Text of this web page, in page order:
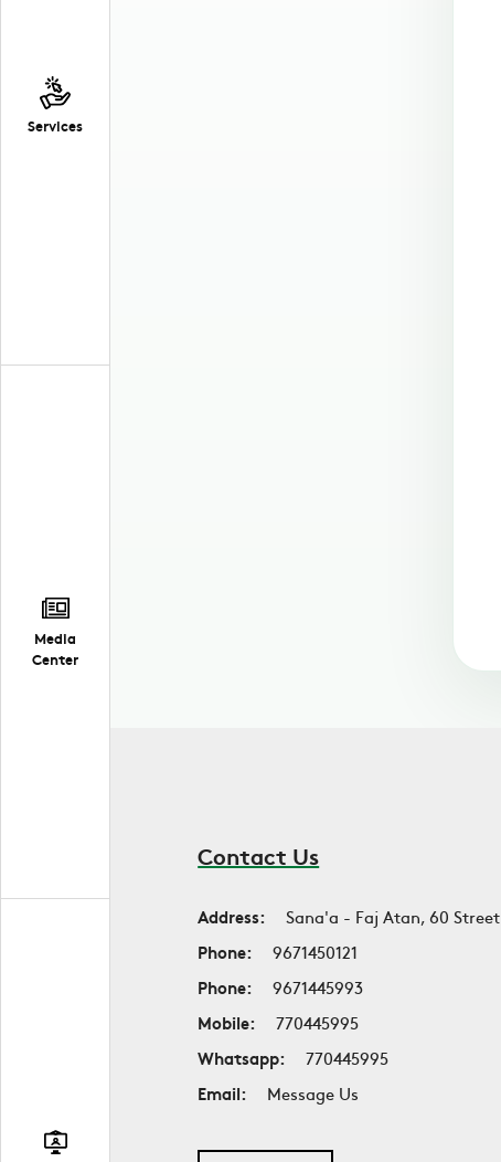
Services
Media
Center
Contact Us
Address:
Sana'a - Faj Atan, 60 Street
Phone:
9671450121
Phone:
9671445993
Mobile:
770445995
Whatsapp:
770445995
Email:
Message Us